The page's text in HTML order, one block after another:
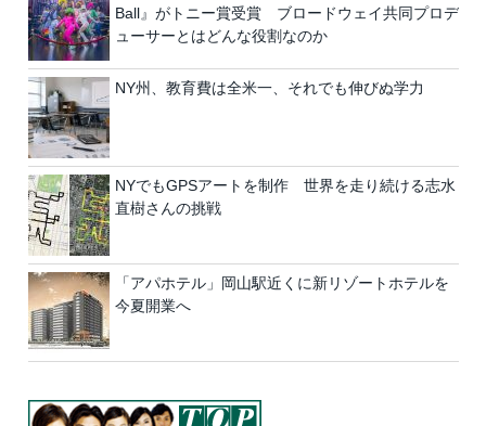
Ball』がトニー賞受賞 ブロードウェイ共同プロデ
ューサーとはどんな役割なのか
NY州、教育費は全米一、それでも伸びぬ学力
NYでもGPSアートを制作 世界を走り続ける志水
直樹さんの挑戦
「アパホテル」岡山駅近くに新リゾートホテルを
今夏開業へ